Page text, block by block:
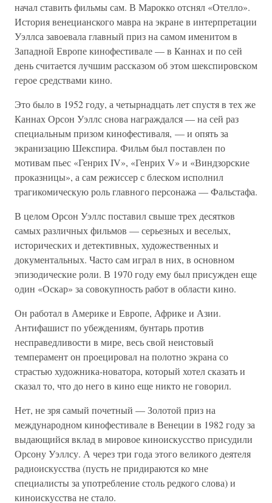
начал ставить фильмы сам. В Марокко отснял «Отелло».
История венецианского мавра на экране в интерпретации
Уэллса завоевала главный приз на самом именитом в
Западной Европе кинофестивале — в Каннах и по сей
день считается лучшим рассказом об этом шекспировском
герое средствами кино.
Это было в 1952 году, а четырнадцать лет спустя в тех же
Каннах Орсон Уэллс снова награждался — на сей раз
специальным призом кинофестиваля, — и опять за
экранизацию Шекспира. Фильм был поставлен по
мотивам пьес «Генрих IV», «Генрих V» и «Виндзорские
проказницы», а сам режиссер с блеском исполнил
трагикомическую роль главного персонажа — Фальстафа.
В целом Орсон Уэллс поставил свыше трех десятков
самых различных фильмов — серьезных и веселых,
исторических и детективных, художественных и
документальных. Часто сам играл в них, в основном
эпизодические роли. В 1970 году ему был присужден еще
один «Оскар» за совокупность работ в области кино.
Он работал в Америке и Европе, Африке и Азии.
Антифашист по убеждениям, бунтарь против
несправедливости в мире, весь свой неистовый
темперамент он проецировал на полотно экрана со
страстью художника-новатора, который хотел сказать и
сказал то, что до него в кино еще никто не говорил.
Нет, не зря самый почетный — Золотой приз на
международном кинофестивале в Венеции в 1982 году за
выдающийся вклад в мировое киноискусство присудили
Орсону Уэллсу. А через три года этого великого деятеля
радиоискусства (пусть не придираются ко мне
специалисты за употребление столь редкого слова) и
киноискусства не стало.